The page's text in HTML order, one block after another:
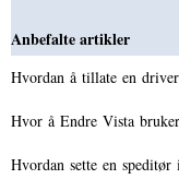
Anbefalte artikler
Hvordan å tillate en
Hvor å Endre Vista
Hvordan sette en speditør